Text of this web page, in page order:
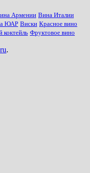
Армении Вина Италии
ЮАР Виски Красное вино
коктейль Фруктовое вино
.